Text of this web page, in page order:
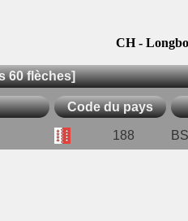
CH -
60 flèches]
Code du pays
188